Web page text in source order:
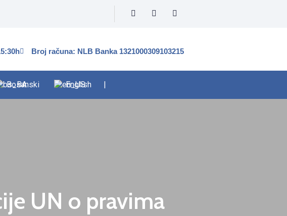
Broj računa: NLB Banka 1321000309103215
Bosanski English |
UN o pravima